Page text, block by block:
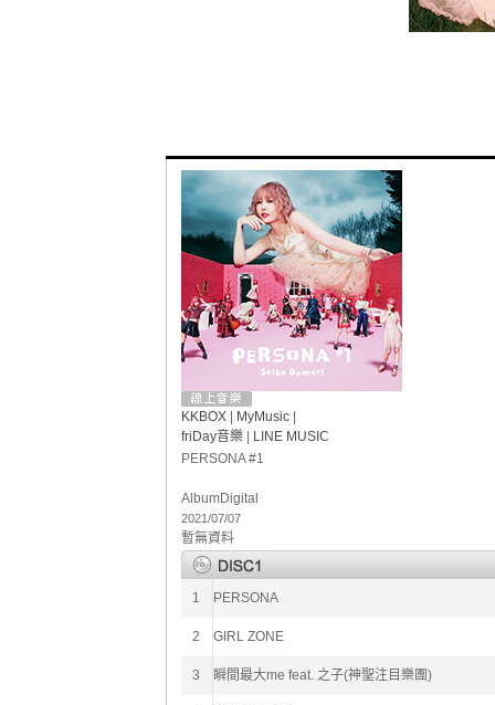
KKBOX| MyMusic|
friDay音樂|
LINE MUSIC
PERSONA #1
AlbumDigital
2021/07/07
暫無資料
1 PERSONA
2 GIRL ZONE
3 瞬間最大me feat. 之子(神聖注目樂團)